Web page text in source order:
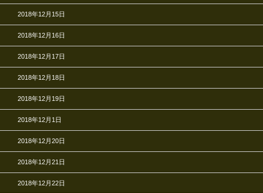
2018年12月15日
2018年12月16日
2018年12月17日
2018年12月18日
2018年12月19日
2018年12月1日
2018年12月20日
2018年12月21日
2018年12月22日